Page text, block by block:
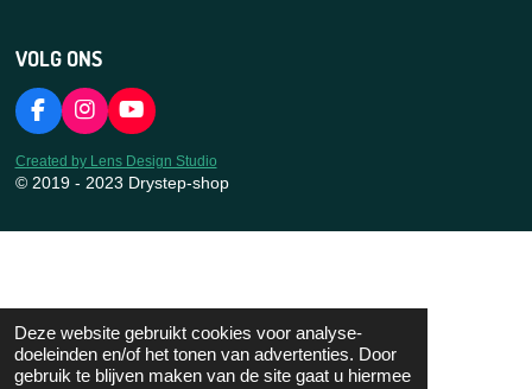
Deze website gebruikt cookies voor analyse-
doeleinden en/of het tonen van advertenties. Door
gebruik te blijven maken van de site gaat u hiermee
VOLG ONS
F
a
c
e
I
n
s
t
Y
o
u
T
Created by Lens Design Studio
© 2019 - 2023 Drystep-shop